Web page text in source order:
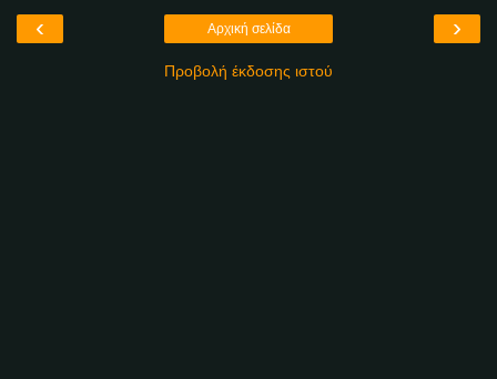
‹ ›
Αρχική σελίδα
Προβολή έκδοσης ιστού